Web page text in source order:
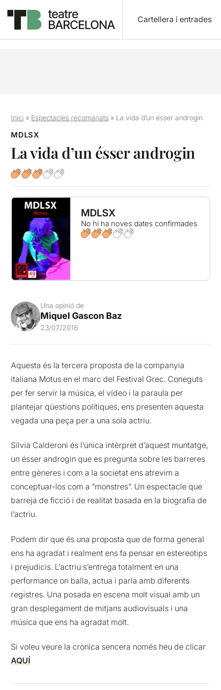
Cartellera i entrades
Inici » Espectacles recomanats » La vida d’un ésser androgin
MDLSX
La vida d’un ésser androgin
MDLSX
No hi ha noves dates confirmades
Una opinió de
Miquel Gascon Baz
23/07/2016
Aquesta és la tercera proposta de la companyia
italiana Motus en el marc del Festival Grec. Coneguts
per fer servir la música, el vídeo i la paraula per
plantejar qüestions polítiques, ens presenten aquesta
vegada una peça per a una sola actriu.
Sílvia Calderoni és l’única intèrpret d’aquest muntatge,
un ésser androgin que es pregunta sobre les barreres
entre gèneres i com a la societat ens atrevim a
conceptuar-los com a “monstres”. Un espectacle que
barreja de ficció i de realitat basada en la biografia de
l’actriu.
Podem dir que és una proposta que de forma general
ens ha agradat i realment ens fa pensar en estereotips
i prejudicis. L’actriu s’entrega totalment en una
performance on balla, actua i parla amb diferents
registres. Una posada en escena molt visual amb un
gran desplegament de mitjans audiovisuals i una
música que ens ha agradat molt.
Si voleu veure la crònica sencera només heu de clicar
AQUÍ